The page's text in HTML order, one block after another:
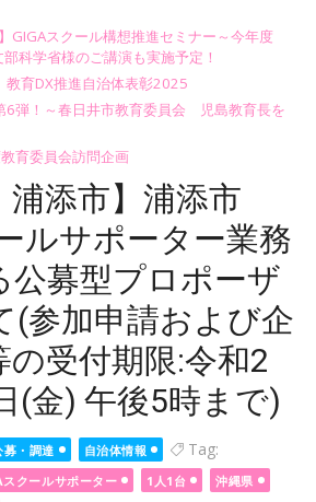
GIGAスクール構想推進セミナー～今年度
科学省様のご講演も実施予定！
教育DX推進自治体表彰2025
6弾！～春日井市教育委員会 児島教育長を
育委員会訪問企画
添市】浦添市
ルサポーター業務
公募型プロポーザ
(参加申請および企
の受付期限:令和2
(金) 午後5時まで)
募・調達 自治体情報 Tag:
クールサポーター 1人1台
沖縄県